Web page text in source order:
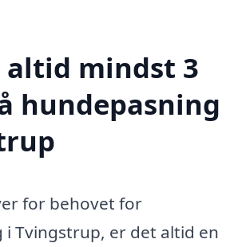
mindst 3
hundepasning
for behovet for
i Tvingstrup, er det altid en